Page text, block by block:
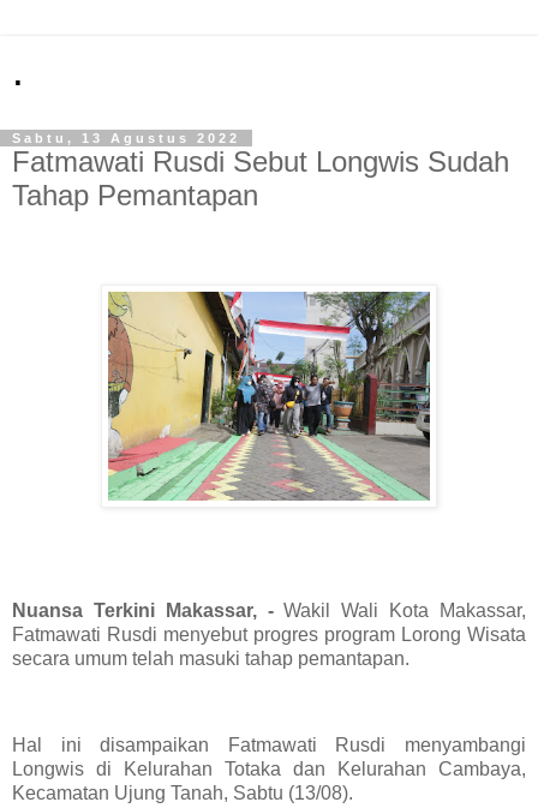
.
Sabtu, 13 Agustus 2022
Fatmawati Rusdi Sebut Longwis Sudah
Tahap Pemantapan
Nuansa Terkini Makassar, -Wakil Wali Kota Makassar,
Fatmawati Rusdi menyebut progres program Lorong Wisata
secara umum telah masuki tahap pemantapan.
Hal ini disampaikan Fatmawati Rusdi menyambangi
Longwis di Kelurahan Totaka dan Kelurahan Cambaya,
Kecamatan Ujung Tanah, Sabtu (13/08).